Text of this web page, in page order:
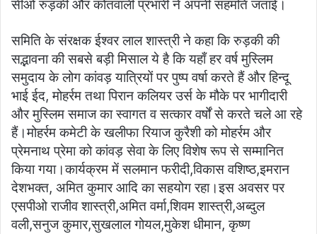
सीओ रुड़की और कोतवाली प्रभारी ने अपनी सहमति जताई‌।
समिति के संरक्षक ईश्वर लाल शास्त्री ने कहा कि रुड़की की
सद्भावना की सबसे बड़ी मिसाल ये है कि यहाँ हर वर्ष मुस्लिम
समुदाय के लोग कांवड़ यात्रियों पर पुष्प वर्षा करते हैं और हिन्दू
भाई ईद, मोहर्रम तथा पिरान कलियर उर्स के मौके पर भागीदारी
और मुस्लिम समाज का स्वागत व सत्कार वर्षों से करते चले आ रहे
हैं।मोहर्रम कमेटी के खलीफा रियाज कुरैशी को मोहर्रम और
प्रेमनाथ प्रेमा को कांवड़ सेवा के लिए विशेष रूप से सम्मानित
किया गया।कार्यक्रम में सलमान फरीदी,विकास वशिष्ठ,इमरान
देशभक्त, अमित कुमार आदि का सहयोग रहा।इस अवसर पर
एसपीओ राजीव शास्त्री,अमित वर्मा,शिवम शास्त्री,अब्दुल
वली,सनुज कुमार,सुखलाल गोयल,मुकेश धीमान, कृष्ण